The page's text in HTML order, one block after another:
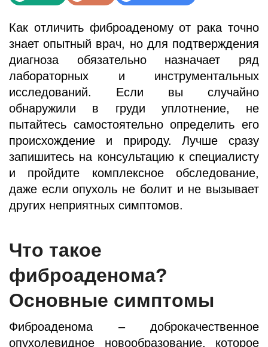
Как отличить фиброаденому от рака точно
знает опытный врач, но для подтверждения
диагноза обязательно назначает ряд
лабораторных и инструментальных
исследований. Если вы случайно
обнаружили в груди уплотнение, не
пытайтесь самостоятельно определить его
происхождение и природу. Лучше сразу
запишитесь на консультацию к специалисту
и пройдите комплексное обследование,
даже если опухоль не болит и не вызывает
других неприятных симптомов.
Что такое
фиброаденома?
Основные симптомы
Фиброаденома – доброкачественное
опухолевидное новообразование, которое